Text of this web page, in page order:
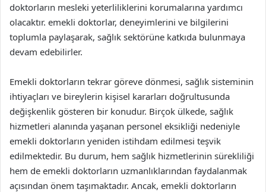
doktorların mesleki yeterliliklerini korumalarına yardımcı
olacaktır. emekli doktorlar, deneyimlerini ve bilgilerini
toplumla paylaşarak, sağlık sektörüne katkıda bulunmaya
devam edebilirler.
Emekli doktorların tekrar göreve dönmesi, sağlık sisteminin
ihtiyaçları ve bireylerin kişisel kararları doğrultusunda
değişkenlik gösteren bir konudur. Birçok ülkede, sağlık
hizmetleri alanında yaşanan personel eksikliği nedeniyle
emekli doktorların yeniden istihdam edilmesi teşvik
edilmektedir. Bu durum, hem sağlık hizmetlerinin sürekliliği
hem de emekli doktorların uzmanlıklarından faydalanmak
açısından önem taşımaktadır. Ancak, emekli doktorların